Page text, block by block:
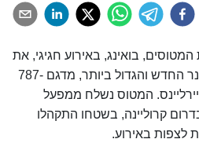
בואינג, באירוע חגיגי, את
המשלוח של מטוס הדרימליינר החדש והגדול ביותר, מדגם 787-
המטוס נשלח ממפעל
קרוליינה, בשטחו התקהלו
לצפות באירוע.